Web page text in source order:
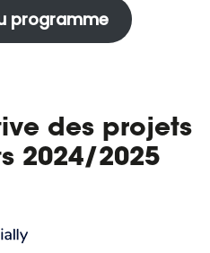
programme
des projets
2024/2025